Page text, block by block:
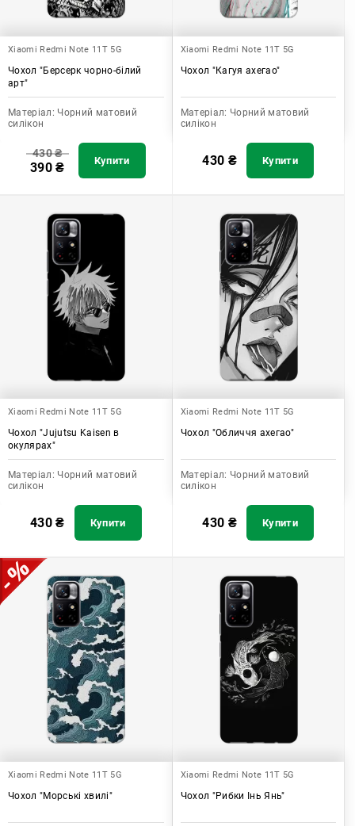
Xiaomi Redmi Note 11T 5G
Чохол "Берсерк чорно-білий
арт"
Матеріал: Чорний матовий
силікон
430₴
390₴ Купити
Xiaomi Redmi Note 11T 5G
Чохол "Кагуя ахегао"
Матеріал: Чорний матовий
силікон
430 ₴ Купити
Xiaomi Redmi Note 11T 5G
Чохол "Jujutsu Kaisen в
окулярах"
Матеріал: Чорний матовий
силікон
430₴ Купити
Xiaomi Redmi Note 11T 5G
Чохол "Обличчя ахегао"
Матеріал: Чорний матовий
силікон
430 ₴ Купити
Xiaomi Redmi Note 11T 5G
Чохол "Морські хвилі"
Xiaomi Redmi Note 11T 5G
Чохол "Рибки Інь Янь"